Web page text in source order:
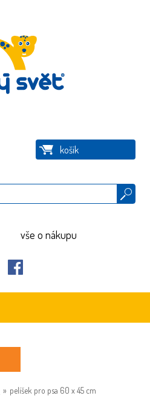
košík
vše o nákupu
» pelíšek pro psa 60 x 45 cm